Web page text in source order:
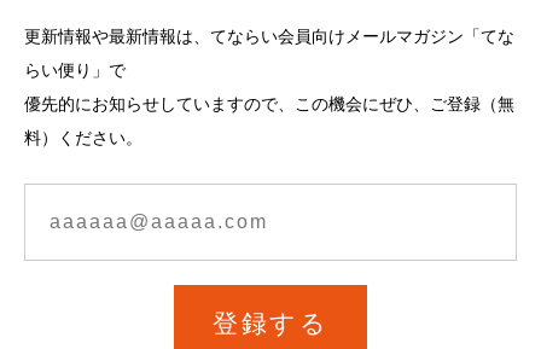
更新情報や最新情報は、てならい会員向けメールマガジン「てな
らい便り」で
優先的にお知らせしていますので、この機会にぜひ、ご登録（無
料）ください。
登録する